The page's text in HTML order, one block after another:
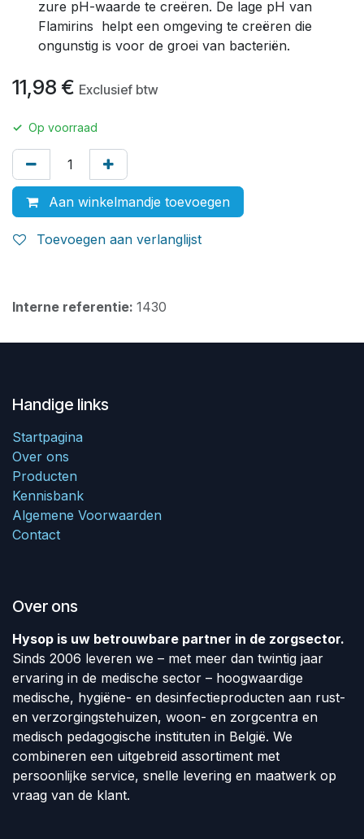
zure pH-waarde te creëren. De lage pH van
Flamirins helpt een omgeving te creëren die
ongunstig is voor de groei van bacteriën.
11,98 € Exclusief btw
✓ Op voorraad
Aan winkelmandje toevoegen
Toevoegen aan verlanglijst
Interne referentie: 1430
Handige links
Startpagina
Over ons
Producten
Kennisbank
Algemene Voorwaarden
Contact
Over ons
Hysop is uw betrouwbare partner in de zorgsector.
Sinds 2006 leveren we – met meer dan twintig jaar
ervaring in de medische sector – hoogwaardige
medische, hygiëne- en desinfectieproducten aan rust-
en verzorgingstehuizen, woon- en zorgcentra en
medisch pedagogische instituten in België. We
combineren een uitgebreid assortiment met
persoonlijke service, snelle levering en maatwerk op
vraag van de klant.